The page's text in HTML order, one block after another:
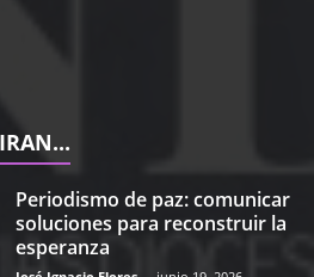
Periodismo de paz: comunicar
soluciones para reconstruir la
esperanza